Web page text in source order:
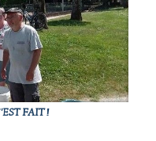
FAIT !